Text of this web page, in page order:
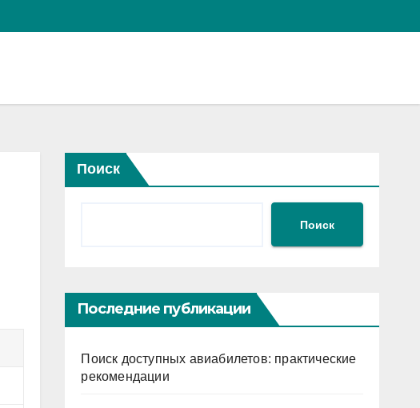
Поиск
Поиск
Последние публикации
Поиск доступных авиабилетов: практические
рекомендации